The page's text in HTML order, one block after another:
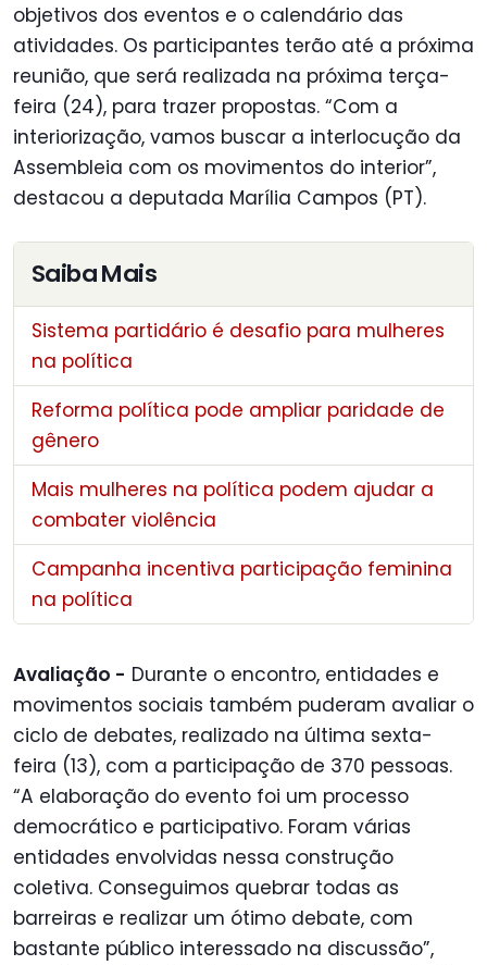
objetivos dos eventos e o calendário das
atividades. Os participantes terão até a próxima
reunião, que será realizada na próxima terça-
feira (24), para trazer propostas. “Com a
interiorização, vamos buscar a interlocução da
Assembleia com os movimentos do interior”,
destacou a deputada Marília Campos (PT).
Saiba Mais
Sistema partidário é desafio para mulheres
na política
Reforma política pode ampliar paridade de
gênero
Mais mulheres na política podem ajudar a
combater violência
Campanha incentiva participação feminina
na política
Avaliação - Durante o encontro, entidades e
movimentos sociais também puderam avaliar o
ciclo de debates, realizado na última sexta-
feira (13), com a participação de 370 pessoas.
“A elaboração do evento foi um processo
democrático e participativo. Foram várias
entidades envolvidas nessa construção
coletiva. Conseguimos quebrar todas as
barreiras e realizar um ótimo debate, com
bastante público interessado na discussão”,